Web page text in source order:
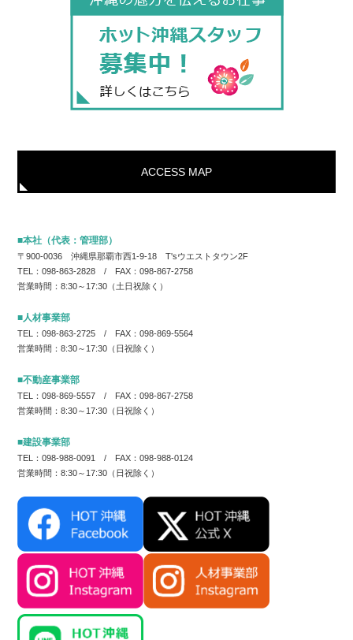
ACCESS MAP
■本社（代表：管理部）
〒900-0036 沖縄県那覇市西1-9-18 T'sウエストタウン2F
TEL：098-863-2828 / FAX：098-867-2758
営業時間：8:30～17:30（土日祝除く）
■人材事業部
TEL：098-863-2725 / FAX：098-869-5564
営業時間：8:30～17:30（日祝除く）
■不動産事業部
TEL：098-869-5557 / FAX：098-867-2758
営業時間：8:30～17:30（日祝除く）
■建設事業部
TEL：098-988-0091 / FAX：098-988-0124
営業時間：8:30～17:30（日祝除く）